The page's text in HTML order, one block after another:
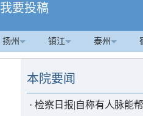
我要投稿
扬州 镇江 泰州
本院要闻
· 检察日报|自称有人脉能